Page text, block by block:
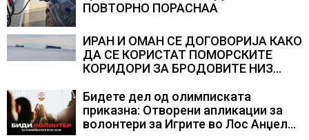
ПОВТОРНО ПОРАСНАА
ИРАН И ОМАН СЕ ДОГОВОРИЈА КАКО
ДА СЕ КОРИСТАТ ПОМОРСКИТЕ
КОРИДОРИ ЗА БРОДОВИТЕ НИЗ
Бидете дел од олимписката
приказна: Отворени апликации за
волонтери за Игрите во Лос Анџелес